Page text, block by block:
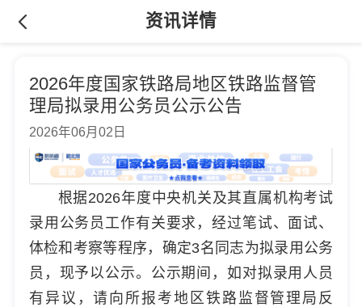
资讯详情
2026年度国家铁路局地区铁路监督管
理局拟录用公务员公示公告
2026年06月02日
根据2026年度中央机关及其直属机构考试
录用公务员工作有关要求，经过笔试、面试、
体检和考察等程序，确定3名同志为拟录用公务
员，现予以公示。公示期间，如对拟录用人员
有异议，请向所报考地区铁路监督管理局反